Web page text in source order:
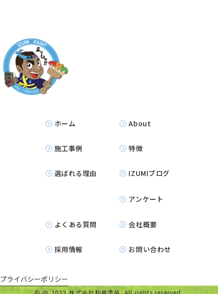
ホーム About
施工事例 特徴
選ばれる理由 IZUMIブログ
アンケート
よくある質問 会社概要
採用情報 お問い合わせ
プライバシーポリシー